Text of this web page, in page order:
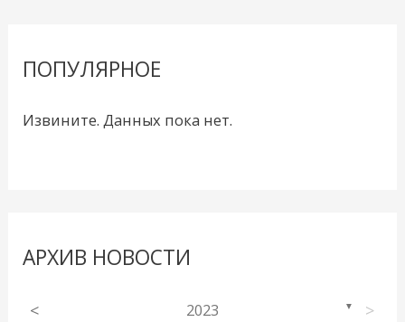
ПОПУЛЯРНОЕ
Извините. Данных пока нет.
АРХИВ НОВОСТИ
< 2023 ▼ >